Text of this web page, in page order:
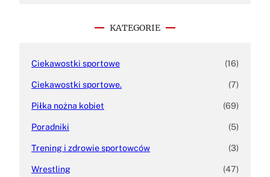
KATEGORIE
Ciekawostki sportowe (16)
Ciekawostki sportowe. (7)
Piłka nożna kobiet (69)
Poradniki (5)
Trening i zdrowie sportowców (3)
Wrestling (47)